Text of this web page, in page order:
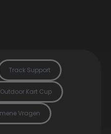
Track Support
Outdoor Kart Cup
Vragen